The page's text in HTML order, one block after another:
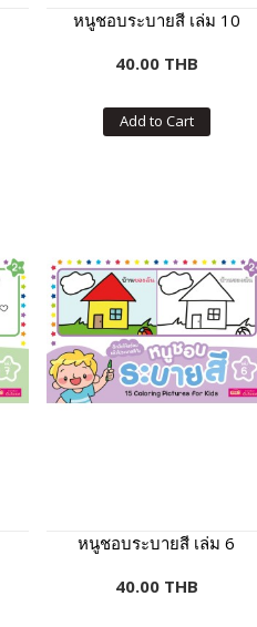
หนูชอบระบายสี เล่ม 10
40.00 THB
Add to Cart
หนูชอบระบายสี เล่ม 6
40.00 THB